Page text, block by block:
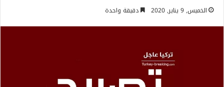
الخميس, 9 يناير, 2020 دقيقة واحدة